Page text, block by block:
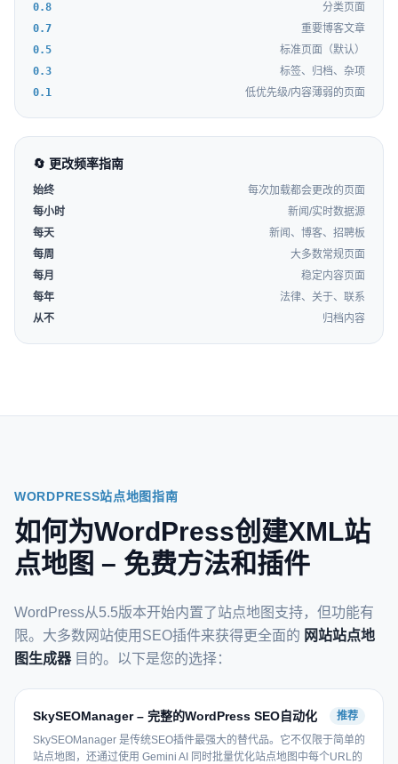
0.8
分类页面
0.7
重要博客文章
0.5
标准页面（默认）
0.3
标签、归档、杂项
0.1
低优先级/内容薄弱的页面
🔄 更改频率指南
始终
每次加载都会更改的页面
每小时
新闻/实时数据源
每天
新闻、博客、招聘板
每周
大多数常规页面
每月
稳定内容页面
每年
法律、关于、联系
从不
归档内容
WORDPRESS站点地图指南
如何为WordPress创建XML站
点地图 – 免费方法和插件
WordPress从5.5版本开始内置了站点地图支持，但功能有
限。大多数网站使用SEO插件来获得更全面的 网站站点地
图生成器目的。以下是您的选择：
SkySEOManager – 完整的WordPress SEO自动化
推荐
SkySEOManager 是传统SEO插件最强大的替代品。它不仅限于简单的
站点地图，还通过使用 Gemini AI 同时批量优化站点地图中每个URL的